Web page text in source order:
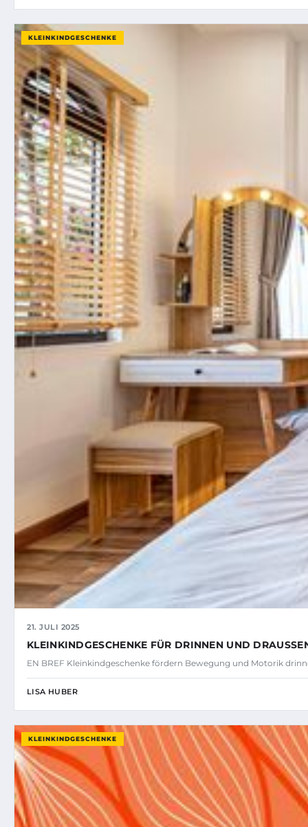
KLEINKINDGESCHENKE
21. JULI 2025
KLEINKINDGESCHENKE FÜR DRINNEN UND DRAUSSEN
EN BREF Kleinkindgeschenke fördern Bewegung und Motorik
LISA HUBER
KLEINKINDGESCHENKE